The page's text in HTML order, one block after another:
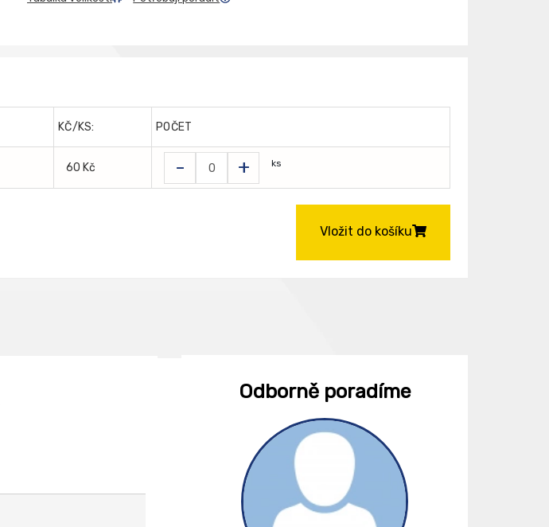
KČ/KS: POČET
60 Kč - + ks
Vložit do košíku
Odborně poradíme